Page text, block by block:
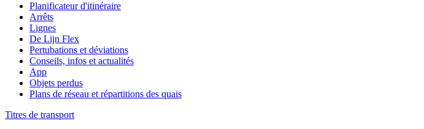
Planificateur d'itinéraire
Arrêts
Lignes
De Lijn Flex
Pertubations et déviations
Conseils, infos et actualités
App
Objets perdus
Plans de réseau et répartitions des quais
Titres de transport